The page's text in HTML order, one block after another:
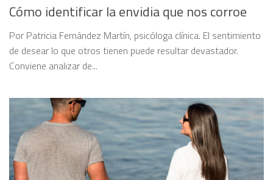
Cómo identificar la envidia que nos corroe
Por Patricia Fernández Martín, psicóloga clínica. El sentimiento
de desear lo que otros tienen puede resultar devastador.
Conviene analizar de...